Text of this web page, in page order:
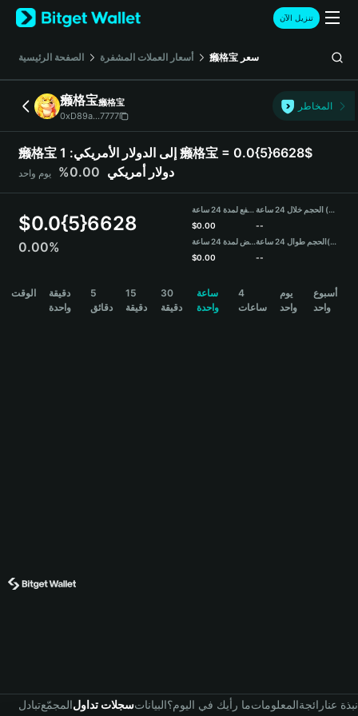
English
日本語
Русский
Español (Latinoamérica)
Türkçe
Français
Deutsch
简体中文
Português (Portugal)
Bahasa Indonesia
বাংলা
تنزيل الآن
الصفحة الرئيسية أسعار العملات المشفرة 癞格宝 سعر
癞格宝癞格宝
0xD89a...7777
المخاطر
癞格宝 إلى الدولار الأمريكي: 1 癞格宝 = 0.0{5}6628$
دولار أمريكي 0.00% يوم واحد
$0.0{5}6628
0.00%
مرتفع لمدة 24 ساعة
$0.00
منخفض لمدة 24 ساعة
$0.00
الحجم خلال 24 ساعة (癞格宝)
--
الحجم طوال 24 ساعة(USDT)
--
الوقت
دقيقة
واحدة
5
دقائق
15
دقيقة
30
دقيقة
ساعة
واحدة
4
ساعات
يوم
واحد
أسبوع
واحد
تبادلالمجمّعسجلات تداولالبياناتما رأيك في اليوم؟المعلوماترائجةنبذة عنا